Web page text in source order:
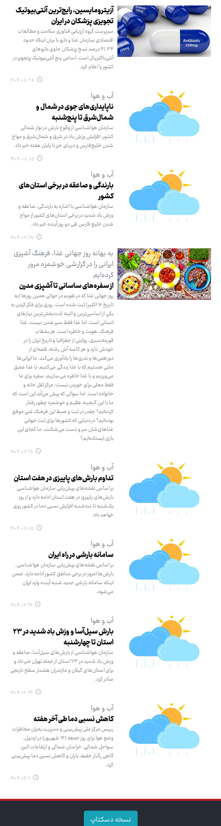
آزیترومایسین، رایج‌ترین آنتی‌بیوتیک
تجویزی پزشکان در ایران
سرپرست گروه ارزیابی فناوری سلامت و مطالعات
اقتصادی سازمان غذا و دارو با بیان اینکه حدود
۴۱.۳۴ درصد نسخ پزشکان حاوی داروهای
آنتی‌باکتریال است، اسامی پنج آنتی‌بیوتیک پرتجویز در
کشور را اعلام کرد.
۱۴۰۴.۰۸.۲۸
آب و هوا
ناپایداری‌های جوی در شمال و
شمال‌شرق تا پنج‌شنبه
سازمان هواشناسی از وقوع بارش در نوار شمالی
کشور، افزایش وزش باد در شرق و شمال‌شرق و مواج
شدن خلیج‌فارس و دریای خزر تا پایان هفته خبر داد.
۱۴۰۴.۰۸.۰۵
آب و هوا
بارندگی و صاعقه در برخی استان‌های
کشور
سازمان هواشناسی با اشاره به بارندگی،‌ صاعقه و
وزش باد شدید در برخی استان‌های کشور از مواج
‌شدن خلیج فارس طی دو روز آینده خبر داد.
۱۴۰۴.۰۷.۲۷
به بهانه روز جهانی غذا، فرهنگ آشپزی
ایرانی را در گزارشی خوشمزه مرور
کرده‌ایم
از سفره‌های ساسانی تا آشپزی مدرن
روز جهانی غذا که در تقویم در حوالی همین روزها (به
تاریخ ۱۶ اکتبر) ثبت شده است، روزی برای فکر کردن به
یکی از اساسی‌ترین و البته لذت‌بخش‌ترین نیازهای
انسانی است. اما غذا فقط سیر شدن نیست. غذا
فرهنگ، هویت و خاطره است. هر بشقاب
قورمه‌سبزی، روایتی از جغرافیا و تاریخ ایران را در
خودش دارد و هر کاسه آش رشته، قصه‌ای از
دورهمی‌ها و نذری‌ها را یادآوری می‌کند. ما ایرانی‌ها
ملتی هستیم که با غذا زندگی می‌کنیم، با غذا عشق
می‌ورزیم و با غذا خاطره می‌سازیم. سفره برای ما
فقط محلی برای خوردن نیست؛ مرکز ثقل خانه و
خانواده است. اما سوالی که پیش می‌آید این است که
ما با این گنجینه عظیم و خوشمزه چطور رفتار
کرده‌ایم؟ چقدر در ثبت و ضبط این فرهنگ غنی موفق
بوده‌ایم؟ در دنیایی که کشورها برای ثبت جهانی
غذاهای‌شان سر و دست می‌شکنند، ما کجای این
بازی ایستاده‌ایم؟
۱۴۰۴.۰۷.۲۶
آب و هوا
تداوم بارش‌های پاییزی در هفت استان
بر اساس نقشه‌های پیش‌یابی سازمان هواشناسی
بارش‌های پاییزی در هفت استان ادامه دارد و از روز
یک‌شنبه تا سه‌شنبه افزایش نسبی دما در کشور روی
خواهد داد.
۱۴۰۴.۰۷.۰۵
آب و هوا
سامانه بارشی در راه ایران
بر اساس نقشه‌های پیش‌یابی سازمان هواشناسی،
بارش‌ها امروز در برخی مناطق کشور ادامه دارد، ضمن
اینکه سامانه بارشی جدید شنبه آینده وارد ایران
می‌شود.
۱۴۰۴.۰۶.۲۶
آب و هوا
بارش سیل‌آسا و وزش باد شدید در ۲۳
استان تا چهارشنبه
سازمان هواشناسی از بارش‌های سیل‌آسا، صاعقه و
وزش باد شدید در ۲۳ استان از جمله تهران خبر داد و
برای استان‌های گیلان و مازندران هشدار سطح نارنجی
صادر کرد.
۱۴۰۴.۰۶.۲۴
آب و هوا
کاهش نسبی دما طی آخر هفته
رییس مرکز ملی پیش‌بینی و مدیریت بحران مخاطرات
وضع هوا برای روز جمعه (۱۴ شهریور) در اردبیل،
سواحل شمالی، خراسان شمالی و ارتفاعات البرز،
گاهی رگبار خفیف باران و کاهش نسبی دما پیش‌بینی
کرد.
۱۴۰۴.۰۶.۱۱
نسخه دسکتاپ